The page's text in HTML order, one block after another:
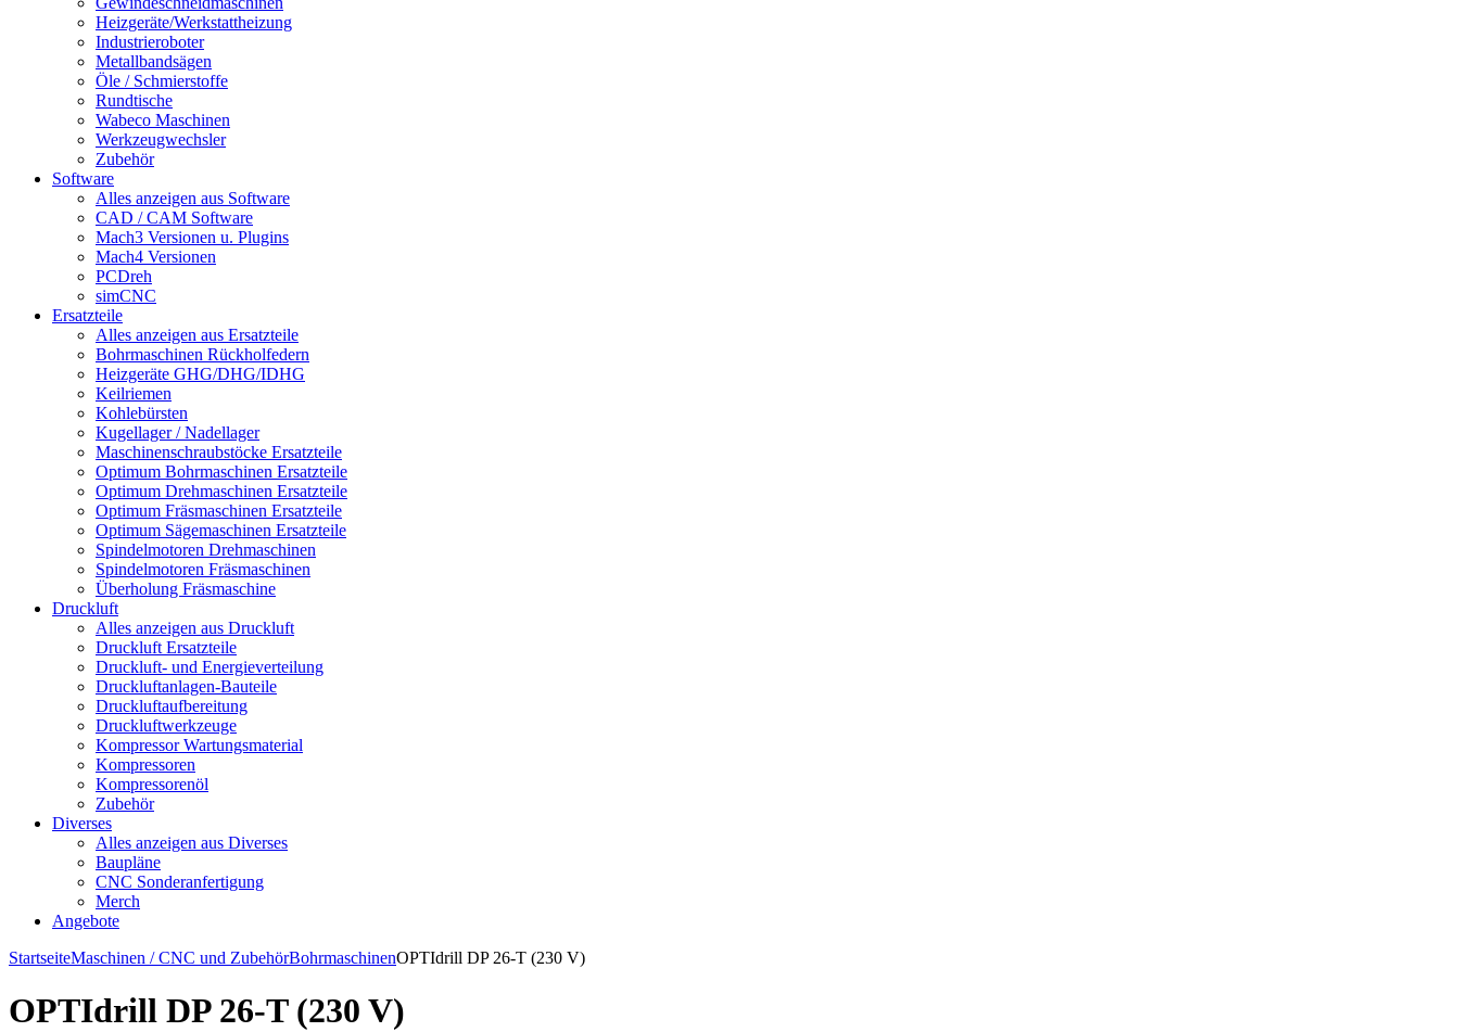
Heizgeräte/Werkstattheizung
Industrieroboter
Metallbandsägen
Öle / Schmierstoffe
Rundtische
Wabeco Maschinen
Werkzeugwechsler
Zubehör
Software
Alles anzeigen aus Software
CAD / CAM Software
Mach3 Versionen u. Plugins
Mach4 Versionen
PCDreh
simCNC
Ersatzteile
Alles anzeigen aus Ersatzteile
Bohrmaschinen Rückholfedern
Heizgeräte GHG/DHG/IDHG
Keilriemen
Kohlebürsten
Kugellager / Nadellager
Maschinenschraubstöcke Ersatzteile
Optimum Bohrmaschinen Ersatzteile
Optimum Drehmaschinen Ersatzteile
Optimum Fräsmaschinen Ersatzteile
Optimum Sägemaschinen Ersatzteile
Spindelmotoren Drehmaschinen
Spindelmotoren Fräsmaschinen
Überholung Fräsmaschine
Druckluft
Alles anzeigen aus Druckluft
Druckluft Ersatzteile
Druckluft- und Energieverteilung
Druckluftanlagen-Bauteile
Druckluftaufbereitung
Druckluftwerkzeuge
Kompressor Wartungsmaterial
Kompressoren
Kompressorenöl
Zubehör
Diverses
Alles anzeigen aus Diverses
Baupläne
CNC Sonderanfertigung
Merch
Angebote
StartseiteMaschinen / CNC und ZubehörBohrmaschinenOPTIdrill DP 26-T (230 V)
OPTIdrill DP 26-T (230 V)